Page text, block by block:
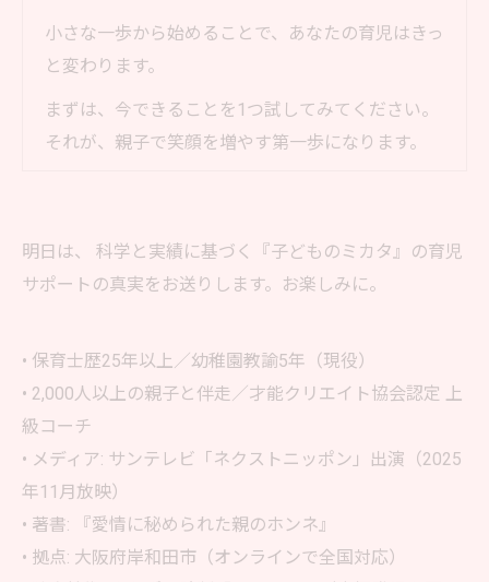
小さな一歩から始めることで、あなたの育児はきっ
と変わります。
まずは、今できることを1つ試してみてください。
それが、親子で笑顔を増やす第一歩になります。
明日は、 科学と実績に基づく『子どものミカタ』の育児
サポートの真実をお送りします。お楽しみに。
• 保育士歴25年以上／幼稚園教諭5年（現役）
• 2,000人以上の親子と伴走／才能クリエイト協会認定 上
級コーチ
• メディア: サンテレビ「ネクストニッポン」出演（2025
年11月放映）
• 著書: 『愛情に秘められた親のホンネ』
• 拠点: 大阪府岸和田市（オンラインで全国対応）